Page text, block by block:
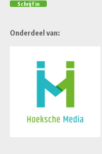
Onderdeel van: